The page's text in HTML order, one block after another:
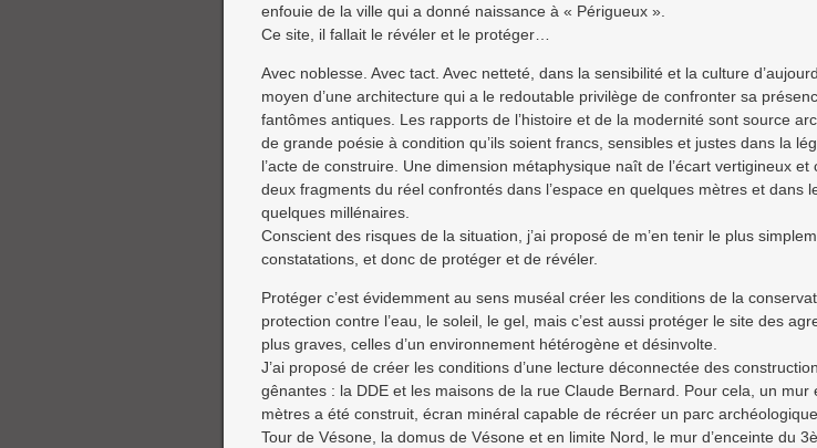
enfouie de la ville qui a donné naissance à « Périgueux ».
Ce site, il fallait le révéler et le protéger…
Avec noblesse. Avec tact. Avec netteté, dans la sensibilité et la culture
moyen d’une architecture qui a le redoutable privilège de confronter sa
fantômes antiques. Les rapports de l’histoire et de la modernité sont source
de grande poésie à condition qu’ils soient francs, sensibles et justes dans la
l’acte de construire. Une dimension métaphysique naît de l’écart vertigineux et
deux fragments du réel confrontés dans l’espace en quelques mètres et dans
quelques millénaires.
Conscient des risques de la situation, j’ai proposé de m’en tenir le plus
constatations, et donc de protéger et de révéler.
Protéger c’est évidemment au sens muséal créer les conditions de la
protection contre l’eau, le soleil, le gel, mais c’est aussi protéger le site des
plus graves, celles d’un environnement hétérogène et désinvolte.
J’ai proposé de créer les conditions d’une lecture déconnectée des
gênantes : la DDE et les maisons de la rue Claude Bernard. Pour cela, un mur
mètres a été construit, écran minéral capable de récréer un parc
Tour de Vésone, la domus de Vésone et en limite Nord, le mur d’enceinte du